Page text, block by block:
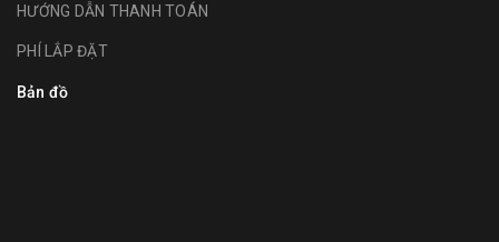
HƯỚNG DẪN THANH TOÁN
PHÍ LẮP ĐẶT
Bản đồ